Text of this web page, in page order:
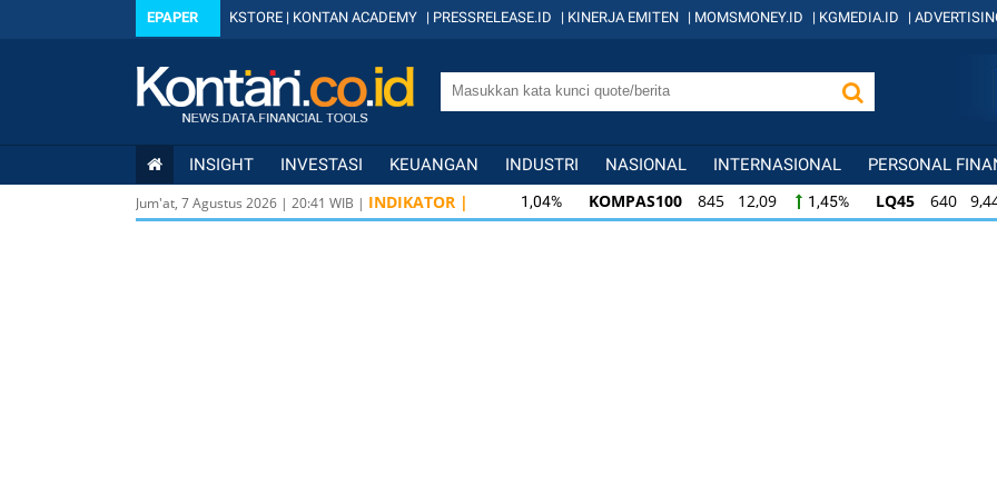
EPAPER KSTORE | KONTAN ACADEMY | PRESSRELEASE.ID | KINERJA EMITEN | MOMSMONEY.ID | KGMEDIA.ID |
INSIGHT INVESTASI KEUANGAN INDUSTRI NASIONAL INTERNASIONAL PERSONAL
Jum'at, 7 Agustus 2026 | 20:41 WIB | INDIKATOR | KOMPAS100 845 12,09 1,45% LQ45 640 9,44
KOMPAS100 845 12,09 1,45% LQ45 640 9,44